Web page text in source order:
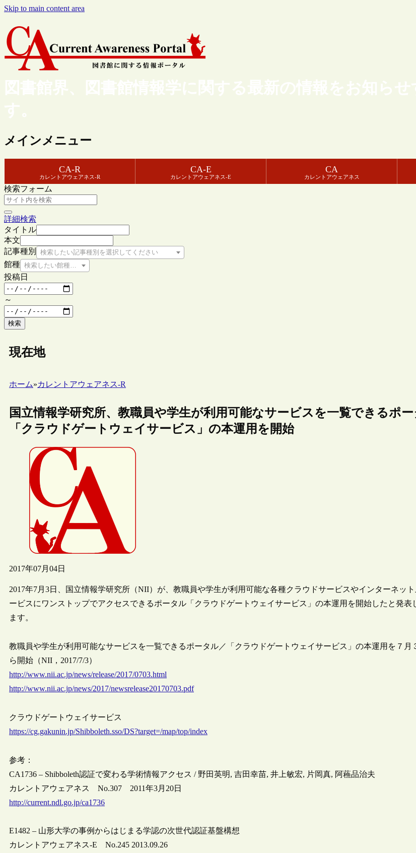
Skip to main content area
図書館界、図書館情報学に関する最新の情報をお知ら
す。
メインメニュー
CA-R
カレントアウェアネス-R
CA-E
カレントアウェアネス-E
CA
カレントアウェアネス
検索フォーム
詳細検索
タイトル
本文
記事種別
検索したい記事種別を選択してください
館種 検索したい館種を選択してください
投稿日
～
検索
現在地
ホーム»カレントアウェアネス-R
国立情報学研究所、教職員や学生が利用可能なサービスを一覧できるポ
「クラウドゲートウェイサービス」の本運用を開始
2017年07月04日
2017年7月3日、国立情報学研究所（NII）が、教職員や学生が利用可能な各種クラウドサービスやインターネッ
ービスにワンストップでアクセスできるポータル「クラウドゲートウェイサービス」の本運用を開始したと発表
ます。
教職員や学生が利用可能なサービスを一覧できるポータル／「クラウドゲートウェイサービス」の本運用を７月
ら開始（NII，2017/7/3）
http://www.nii.ac.jp/news/release/2017/0703.html
http://www.nii.ac.jp/news/2017/newsrelease20170703.pdf
クラウドゲートウェイサービス
https://cg.gakunin.jp/Shibboleth.sso/DS?target=/map/top/index
参考：
CA1736 – Shibboleth認証で変わる学術情報アクセス / 野田英明, 吉田幸苗, 井上敏宏, 片岡真, 阿蘓品治夫
カレントアウェアネス No.307 2011年3月20日
http://current.ndl.go.jp/ca1736
E1482 – 山形大学の事例からはじまる学認の次世代認証基盤構想
カレントアウェアネス-E No.245 2013.09.26